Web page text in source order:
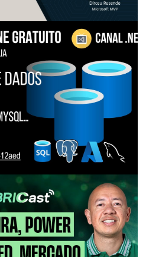
- Fabric Data
o dia do exame
- Dicas de Bancos
| 12a
de leitura